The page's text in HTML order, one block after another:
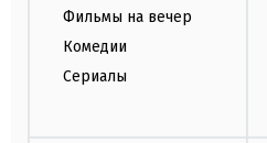
Фильмы на вечер
Комедии
Сериалы